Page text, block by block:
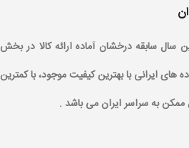
سال سابقه درخشان آماده ارائه کالا در بخش
های ایرانی با بهترین کیفیت موجود، با کمترین
به سراسر ایران می باشد .